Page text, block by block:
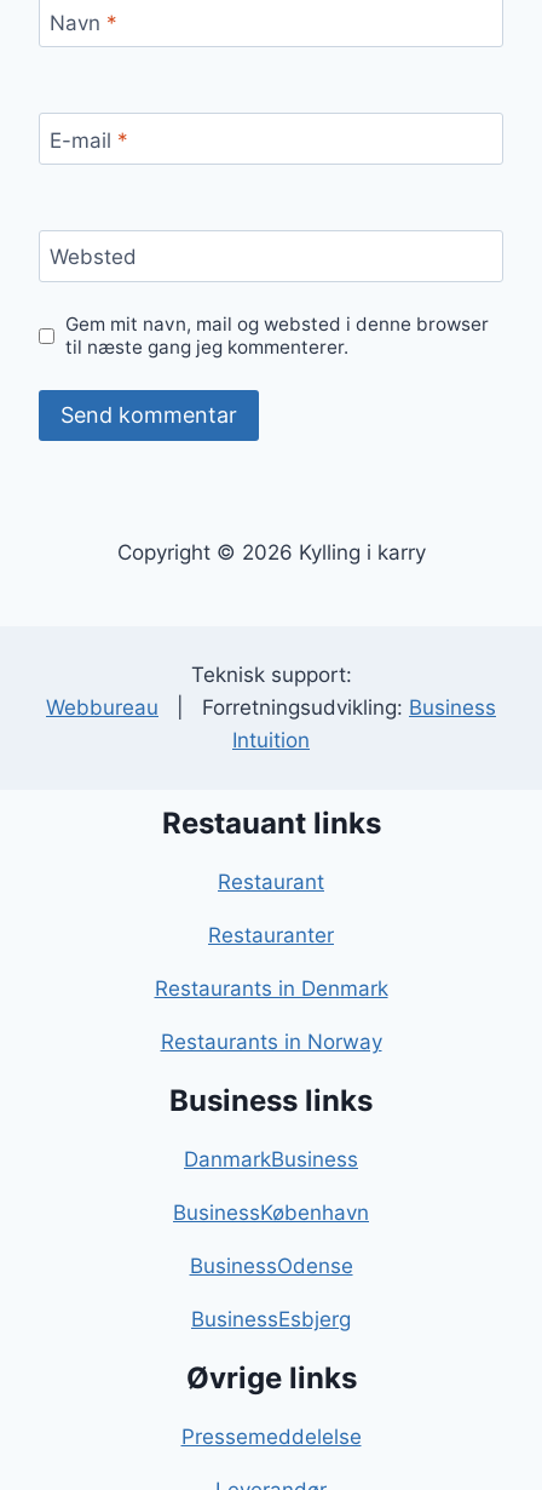
Navn *
E-mail *
Websted
Gem mit navn, mail og websted i denne browser
til næste gang jeg kommenterer.
Copyright © 2026 Kylling i karry
Teknisk support:
Webbureau | Forretningsudvikling: Business
Intuition
Restauant links
Restaurant
Restauranter
Restaurants in Denmark
Restaurants in Norway
Business links
DanmarkBusiness
BusinessKøbenhavn
BusinessOdense
BusinessEsbjerg
Øvrige links
Pressemeddelelse